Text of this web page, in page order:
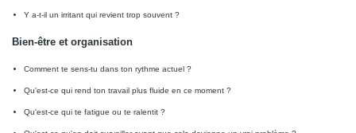
Y a-t-il un irritant qui revient trop souvent ?
Bien-être et organisation
Comment te sens-tu dans ton rythme actuel ?
Qu'est-ce qui rend ton travail plus fluide en ce moment ?
Qu'est-ce qui te fatigue ou te ralentit ?